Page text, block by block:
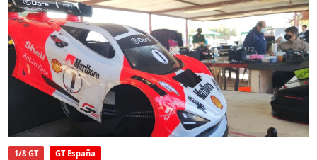
1/8 GT GT España